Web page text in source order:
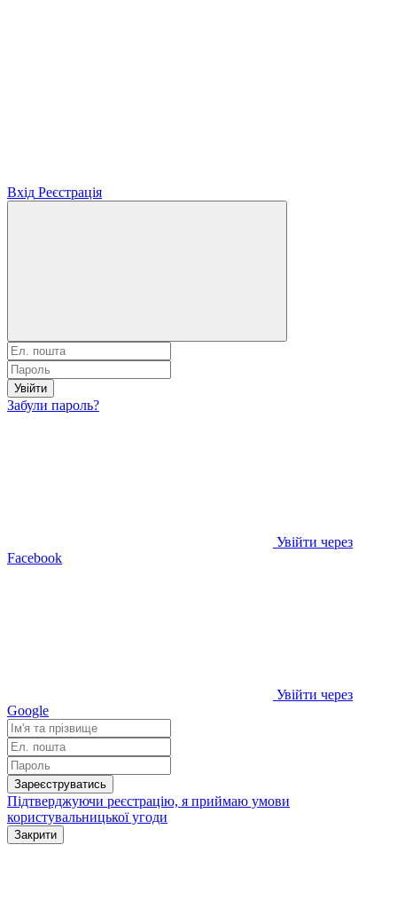
Вхід Реєстрація
Увійти
Забули пароль?
Увійти через
Facebook
Увійти через
Google
Зареєструватись
Підтверджуючи реєстрацію, я приймаю умови
користувальницької угоди
Закрити